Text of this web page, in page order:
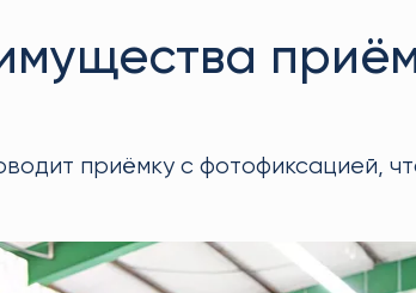
приёмку с фотофиксацией,